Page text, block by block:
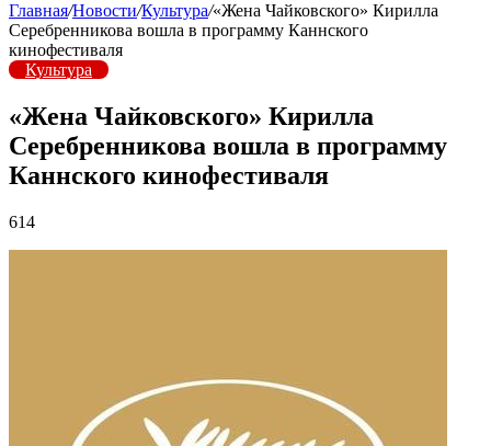
Главная/Новости/Культура/«Жена Чайковского» Кирилла
Серебренникова вошла в программу Каннского
кинофестиваля
Культура
«Жена Чайковского» Кирилла
Серебренникова вошла в программу
Каннского кинофестиваля
614